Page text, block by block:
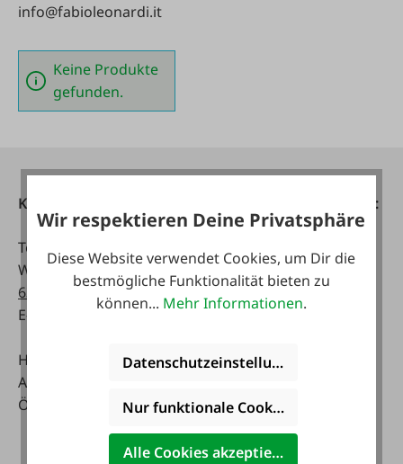
info@fabioleonardi.it
Keine Produkte
gefunden.
Kontakt
Tel:
0043 7672 716-0
WhatsApp: 0043 677
63514619
E-Mail:
info@faie.at
Handelsstraße 9
A-4844 Regau
Österreich
Telefonisch erreichbar:
Mo - Fr:
07:30 - 17.00 Uhr
Sa:
08:00 - 12:00 Uhr
Fachmarkt
08:00 - 17:00 Uhr
08:00 - 12:00 Uhr
Wir respektieren Deine Privatsphäre
Diese Website verwendet Cookies, um Dir die
bestmögliche Funktionalität bieten zu
können... Mehr Informationen.
Datenschutzeinstellungen
Nur funktionale Cookies akzeptieren
Alle Cookies akzeptieren